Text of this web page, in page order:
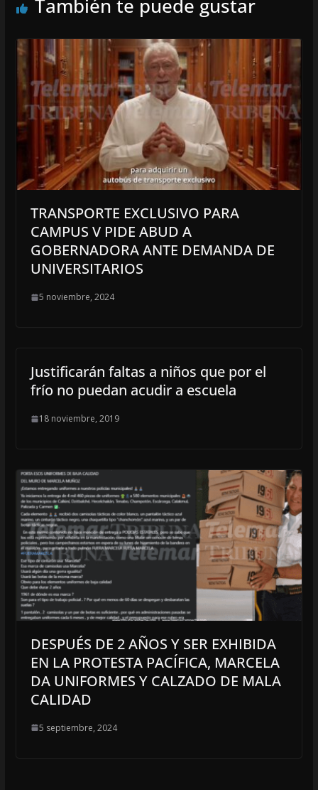
También te puede gustar
TRANSPORTE EXCLUSIVO PARA
CAMPUS V PIDE ABUD A
GOBERNADORA ANTE DEMANDA DE
UNIVERSITARIOS
5 noviembre, 2024
Justificarán faltas a niños que por el
frío no puedan acudir a escuela
18 noviembre, 2019
DESPUÉS DE 2 AÑOS Y SER EXHIBIDA
EN LA PROTESTA PACÍFICA, MARCELA
DA UNIFORMES Y CALZADO DE MALA
CALIDAD
5 septiembre, 2024